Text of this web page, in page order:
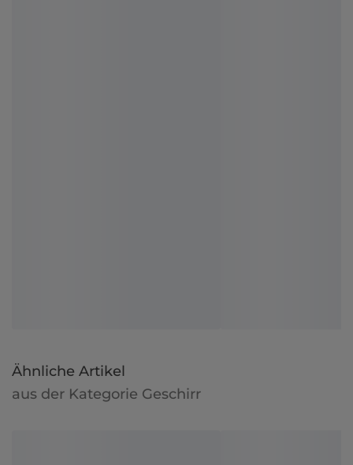
Ähnliche Artikel
aus der Kategorie Geschirr